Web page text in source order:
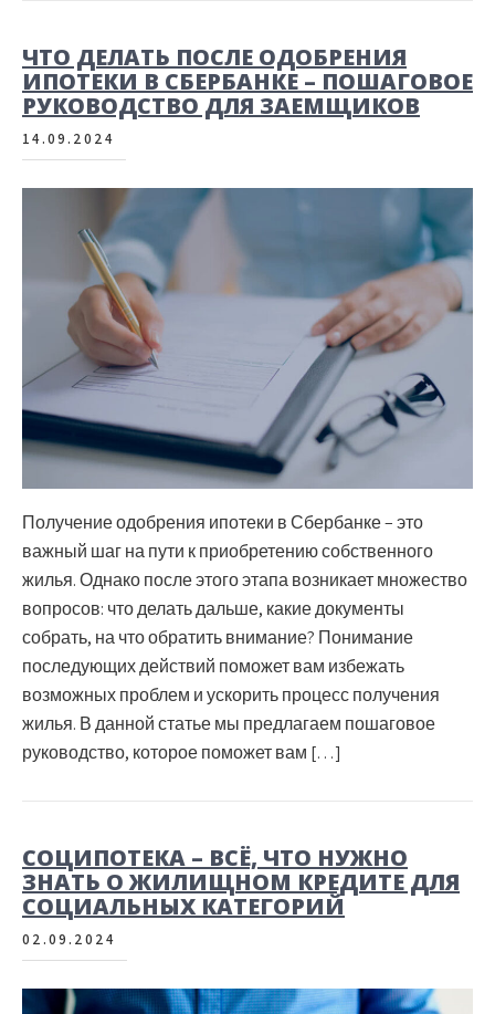
ЧТО ДЕЛАТЬ ПОСЛЕ ОДОБРЕНИЯ
ИПОТЕКИ В СБЕРБАНКЕ – ПОШАГОВОЕ
РУКОВОДСТВО ДЛЯ ЗАЕМЩИКОВ
14.09.2024
Получение одобрения ипотеки в Сбербанке – это
важный шаг на пути к приобретению собственного
жилья. Однако после этого этапа возникает множество
вопросов: что делать дальше, какие документы
собрать, на что обратить внимание? Понимание
последующих действий поможет вам избежать
возможных проблем и ускорить процесс получения
жилья. В данной статье мы предлагаем пошаговое
руководство, которое поможет вам […]
СОЦИПОТЕКА – ВСЁ, ЧТО НУЖНО
ЗНАТЬ О ЖИЛИЩНОМ КРЕДИТЕ ДЛЯ
СОЦИАЛЬНЫХ КАТЕГОРИЙ
02.09.2024